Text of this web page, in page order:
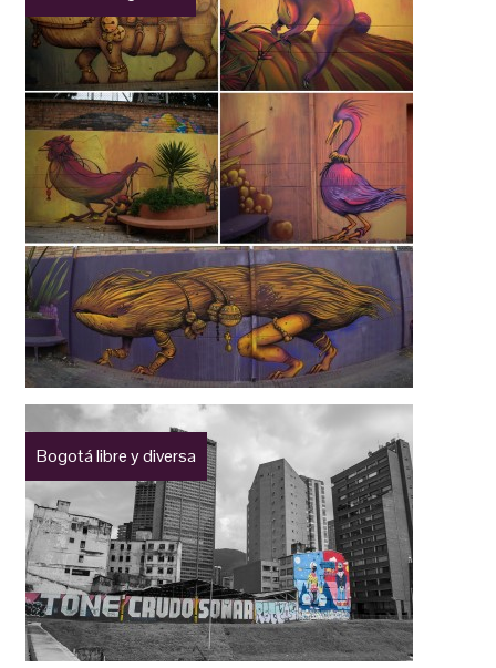
Bogotá libre y diversa